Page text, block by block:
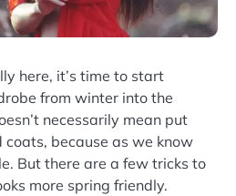
here, it’s time to start
from winter into the
necessarily mean put
because as we know
But there are a few tricks to
more spring friendly.